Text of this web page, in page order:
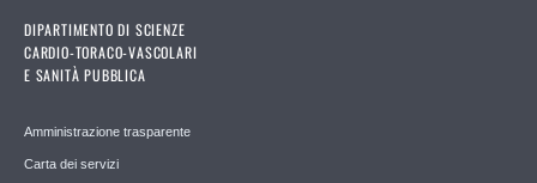
DIPARTIMENTO DI SCIENZE
CARDIO-TORACO-VASCOLARI
E SANITÀ PUBBLICA
Amministrazione trasparente
Carta dei servizi